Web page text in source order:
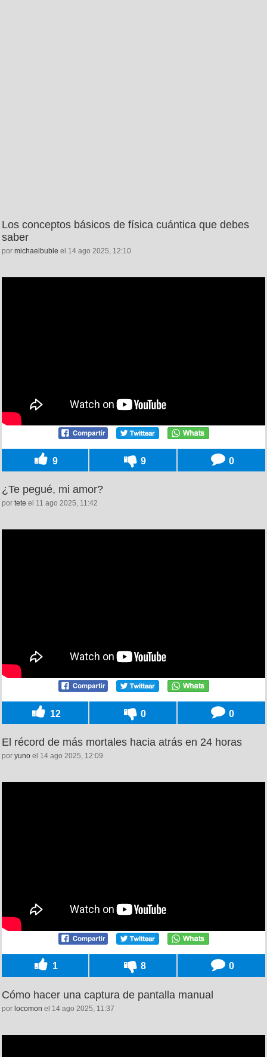
Los conceptos básicos de física cuántica que debes
saber
por michaelbuble el 14 ago 2025, 12:10
9 9 0
¿Te pegué, mi amor?
por tete el 11 ago 2025, 11:42
12 0 0
El récord de más mortales hacia atrás en 24 horas
por yuno el 14 ago 2025, 12:09
1 8 0
Cómo hacer una captura de pantalla manual
por locomon el 14 ago 2025, 11:37